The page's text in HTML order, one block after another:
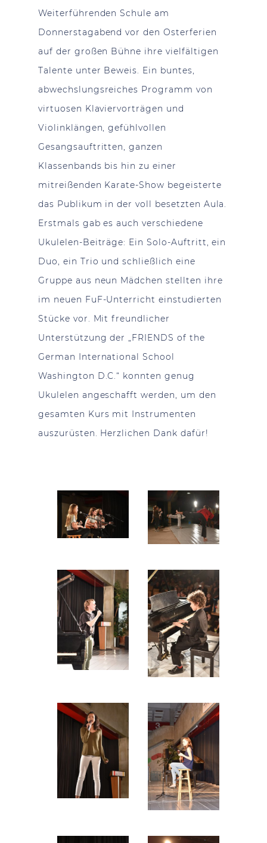
Weiterführenden Schule am
Donnerstagabend vor den Osterferien
auf der großen Bühne ihre vielfältigen
Talente unter Beweis. Ein buntes,
abwechslungsreiches Programm von
virtuosen Klaviervorträgen und
Violinklängen, gefühlvollen
Gesangsauftritten, ganzen
Klassenbands bis hin zu einer
mitreißenden Karate-Show begeisterte
das Publikum in der voll besetzten Aula.
Erstmals gab es auch verschiedene
Ukulelen-Beiträge: Ein Solo-Auftritt, ein
Duo, ein Trio und schließlich eine
Gruppe aus neun Mädchen stellten ihre
im neuen FuF-Unterricht einstudierten
Stücke vor. Mit freundlicher
Unterstützung der „FRIENDS of the
German International School
Washington D.C.“ konnten genug
Ukulelen angeschafft werden, um den
gesamten Kurs mit Instrumenten
auszurüsten. Herzlichen Dank dafür!